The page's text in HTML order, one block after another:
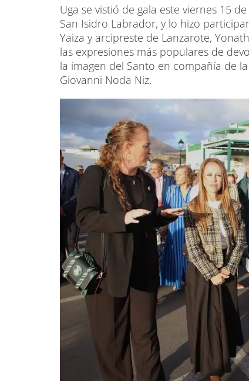
Uga se vistió de gala este viernes 15
San Isidro Labrador, y lo hizo
Yaiza y arcipreste de Lanzarote,
las expresiones más populares de
la imagen del Santo en compañía de
Giovanni Noda Niz.